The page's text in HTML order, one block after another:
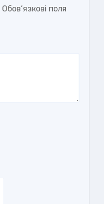
Обов’язкові поля